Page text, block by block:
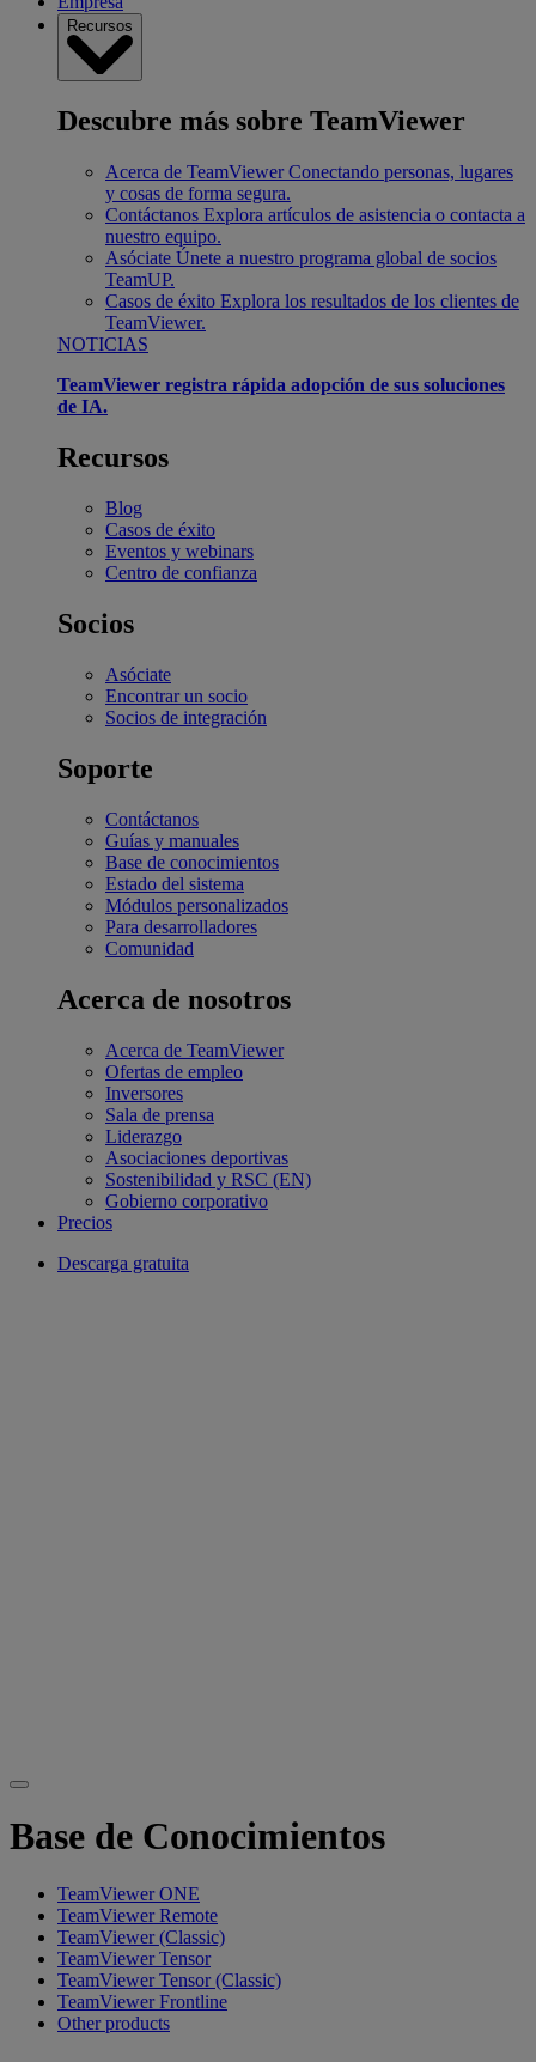
Recursos
Descubre más sobre TeamViewer
Acerca de TeamViewer Conectando personas, lugares
y cosas de forma segura.
Contáctanos Explora artículos de asistencia o contacta a
nuestro equipo.
Asóciate Únete a nuestro programa global de socios
TeamUP.
Casos de éxito Explora los resultados de los clientes de
TeamViewer.
NOTICIAS
TeamViewer registra rápida adopción de sus soluciones
de IA.
Recursos
Blog
Casos de éxito
Eventos y webinars
Centro de confianza
Socios
Asóciate
Encontrar un socio
Socios de integración
Soporte
Contáctanos
Guías y manuales
Base de conocimientos
Estado del sistema
Módulos personalizados
Para desarrolladores
Comunidad
Acerca de nosotros
Acerca de TeamViewer
Ofertas de empleo
Inversores
Sala de prensa
Liderazgo
Asociaciones deportivas
Sostenibilidad y RSC (EN)
Gobierno corporativo
Precios
Descarga gratuita
Base de Conocimientos
TeamViewer ONE
TeamViewer Remote
TeamViewer (Classic)
TeamViewer Tensor
TeamViewer Tensor (Classic)
TeamViewer Frontline
Other products